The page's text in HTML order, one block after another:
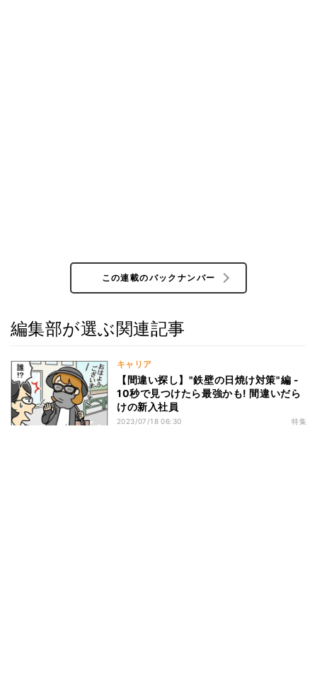
この連載のバックナンバー
編集部が選ぶ関連記事
キャリア
【間違い探し】"鉄壁の日焼け対策"編 -
10秒で見つけたら最強かも! 間違いだら
けの新入社員
2023/07/18 06:30 特集